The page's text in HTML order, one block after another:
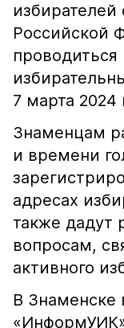
Российской
7 марта 2024
Знаменцам
и времени
адресах
также дадут
вопросам,
активного
В Знаменске